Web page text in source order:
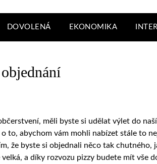
DOVOLENÁ EKONOMIKA
měli byste si udělat výlet do
to, abychom vám mohli nabízet stále to
že byste si objednali něco tak chutného,
a díky rozvozu pizzy budete mít vše